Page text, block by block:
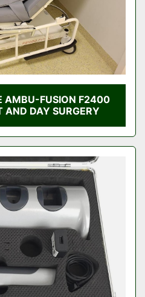
AMBU-FUSION F2400
AND DAY SURGERY